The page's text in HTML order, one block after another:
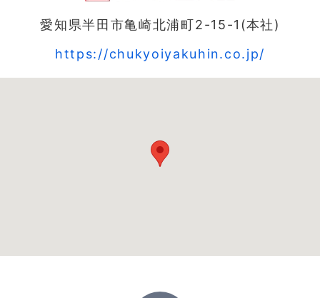
愛知県半田市亀崎北浦町2-15-1(本社)
https://chukyoiyakuhin.co.jp/